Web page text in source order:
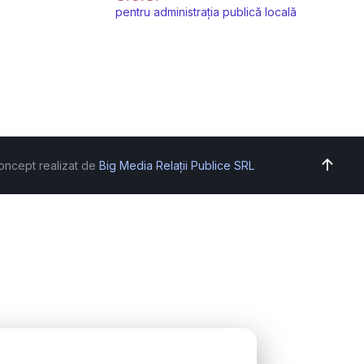
pentru administrația publică locală
realizat de Big Media Relații Publice SRL